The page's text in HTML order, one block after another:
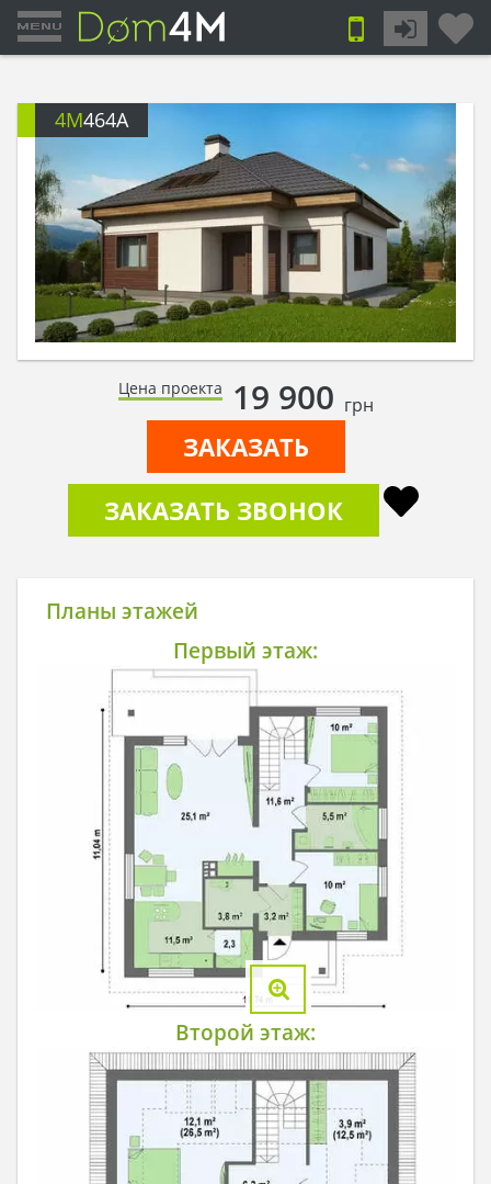
4M464A
Цена проекта 19 900 грн
ЗАКАЗАТЬ
ЗАКАЗАТЬ ЗВОНОК
Планы этажей
Первый этаж:
Второй этаж: